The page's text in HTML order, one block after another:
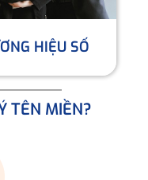
HIỆU SỐ
TÊN MIỀN?